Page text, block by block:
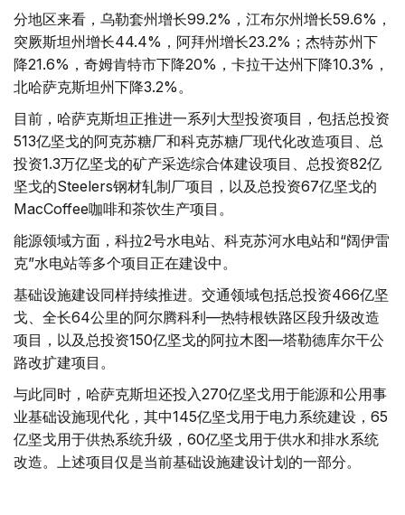
分地区来看，乌勒套州增长99.2%，江布尔州增长59.6%，
突厥斯坦州增长44.4%，阿拜州增长23.2%；杰特苏州下
降21.6%，奇姆肯特市下降20%，卡拉干达州下降10.3%，
北哈萨克斯坦州下降3.2%。
目前，哈萨克斯坦正推进一系列大型投资项目，包括总投资
513亿坚戈的阿克苏糖厂和科克苏糖厂现代化改造项目、总
投资1.3万亿坚戈的矿产采选综合体建设项目、总投资82亿
坚戈的Steelers钢材轧制厂项目，以及总投资67亿坚戈的
MacCoffee咖啡和茶饮生产项目。
能源领域方面，科拉2号水电站、科克苏河水电站和“阔伊雷
克”水电站等多个项目正在建设中。
基础设施建设同样持续推进。交通领域包括总投资466亿坚
戈、全长64公里的阿尔腾科利—热特根铁路区段升级改造
项目，以及总投资150亿坚戈的阿拉木图—塔勒德库尔干公
路改扩建项目。
与此同时，哈萨克斯坦还投入270亿坚戈用于能源和公用事
业基础设施现代化，其中145亿坚戈用于电力系统建设，65
亿坚戈用于供热系统升级，60亿坚戈用于供水和排水系统
改造。上述项目仅是当前基础设施建设计划的一部分。